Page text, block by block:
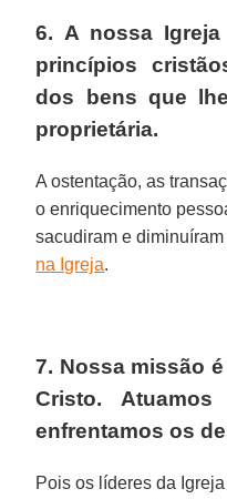
6. A nossa
princípios
dos bens que
proprietária.
A ostentação, as
o enriquecimento
sacudiram e
na Igreja.
7. Nossa missão
Cristo.
enfrentamos os
Pois os líderes da